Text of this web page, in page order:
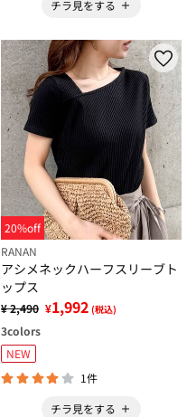
チラ見をする
20%off
RANAN
アシメネックハーフスリーブト
ップス
¥ 2,490 ¥1,992 (税込)
3colors
NEW
1件
チラ見をする